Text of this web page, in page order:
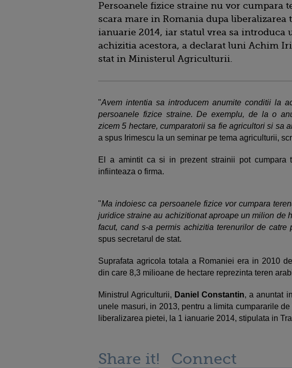
Persoanele fizice straine nu vor cumpara
scara mare in Romania dupa liberalizarea
ianuarie 2014, iar statul vrea sa introduca
achizitia acestora, a declarat luni Achim
stat in Ministerul Agriculturii.
"Avem intentia sa introducem anumite conditii la
persoanele fizice straine. De exemplu, de la o
zicem 5 hectare, cumparatorii sa fie agricultori si sa
a spus Irimescu la un seminar pe tema agriculturii,
El a amintit ca si in prezent strainii pot cumpara
infiinteaza o firma.
"Ma indoiesc ca persoanele fizice vor cumpara
juridice straine au achizitionat aproape un milion de
facut, cand s-a permis achizitia terenurilor de catre
spus secretarul de stat.
Suprafata agricola totala a Romaniei era in 2010
din care 8,3 milioane de hectare reprezinta teren
Ministrul Agriculturii, Daniel Constantin, a anuntat
unele masuri, in 2013, pentru a limita cumpararile
liberalizarea pietei, la 1 ianuarie 2014, stipulata in
Share it! Connect